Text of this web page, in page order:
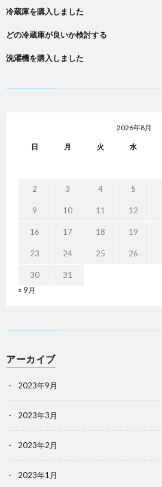
冷蔵庫を購入しました
どの冷蔵庫が良いか検討する
洗濯機を購入しました
2026年8月
日 月 火 水
2 3 4 5
9 10 11 12
16 17 18 19
23 24 25 26
30
31
« 9月
アーカイブ
2023年9月
2023年3月
2023年2月
2023年1月